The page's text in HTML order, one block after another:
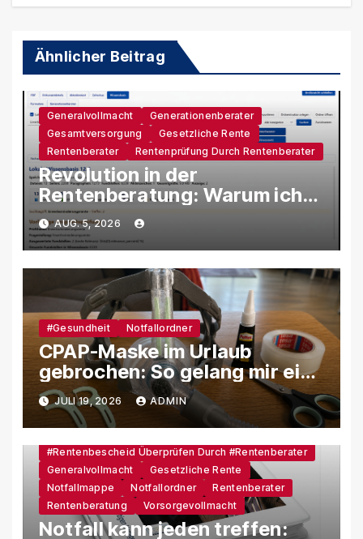
Ähnlicher Beitrag
Generalvollmacht
Generationenberater
Gesamtversorgung
Gesetzliche Rente
Rentenberater
Rentenprüfung Durch Rentenberater
Revolution in der
Rentenberatung: Warum ich
eine eigene KI-Software
entwickle
AUG. 5, 2026
#Gesundheit Notfallordner
CPAP-Maske im Urlaub
gebrochen: So gelang mir eine
provisorische Reparatur mit
Zahnseide-Sticks
JULI 19, 2026 ADMIN
#Rentenbescheid Überprüfen Durch #Rentenberater
Generalvollmacht
Gesetzliche Rente
Notfallmappe
Notfallordner
Rentenberater
Rentenberatung
Vorsorgevollmacht
Notfall kann jeden treffen: